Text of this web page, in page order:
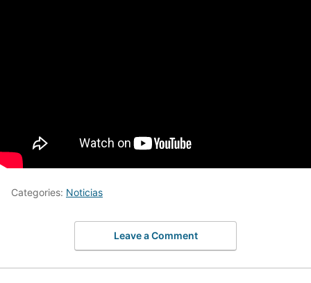
Categories: Noticias
Leave a Comment